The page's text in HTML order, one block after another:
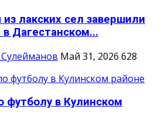
лакских сел завершили
в Дагестанском...
Май 31, 2026 628
футболу в Кулинском